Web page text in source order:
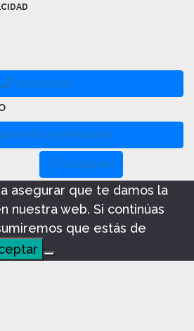
622105242
Instagram
asegurar que te damos la
nuestra web. Si continúas
que estás de